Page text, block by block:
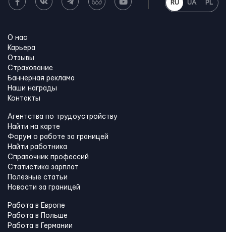
RU UA PL
О нас
Карьера
Отзывы
Страхование
Баннерная реклама
Наши награды
Контакты
Агентства по трудоустройству
Найти на карте
Форум о работе за границей
Найти работника
Справочник профессий
Статистика зарплат
Полезные статьи
Новости за границей
Работа в Европе
Работа в Польше
Работа в Германии